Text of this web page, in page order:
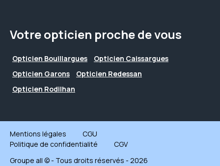
Votre opticien proche de vous
Opticien Bouillargues
Opticien Caissargues
Opticien Garons
Opticien Redessan
Opticien Rodilhan
Mentions légales
CGU
Politique de confidentialité
CGV
Groupe all © - Tous droits réservés - 2026